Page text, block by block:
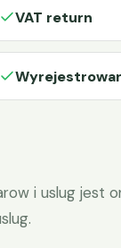
VAT return
i uslug jest